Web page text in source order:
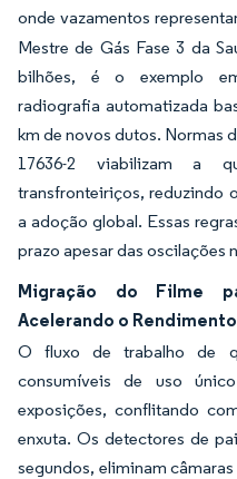
onde vazamentos
Mestre de Gás Fase 3 da
bilhões, é o exemplo
radiografia automatizada
km de novos dutos. Normas
17636-2 viabilizam a
transfronteiriços, reduzindo
a adoção global. Essas
prazo apesar das oscilações
Migração do Filme
Acelerando o
O fluxo de trabalho de
consumíveis de uso
exposições, conflitando
enxuta. Os detectores de
segundos, eliminam